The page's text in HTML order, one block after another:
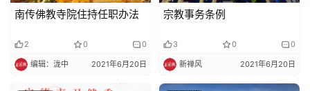
南传佛教寺院住持任职办法
2 0 0
编辑：泷中 2021年6月20日
宗教事务条例
3 0 0
新禅风 2021年6月20日